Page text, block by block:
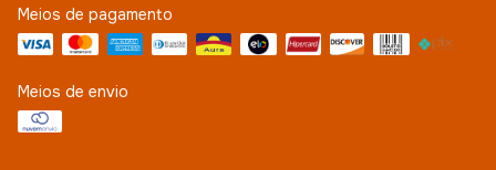
Meios de pagamento
Meios de envio